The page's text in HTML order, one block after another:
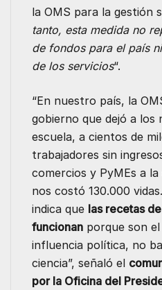
la OMS para la gestión
tanto, esta medida no
de fondos para el país
de los servicios“.
“En nuestro país, la
gobierno que dejó a los
escuela, a cientos de
trabajadores sin
comercios y PyMEs a
nos costó 130.000
indica que las recetas
funcionan porque son
influencia política, no
ciencia”, señaló el
por la Oficina del